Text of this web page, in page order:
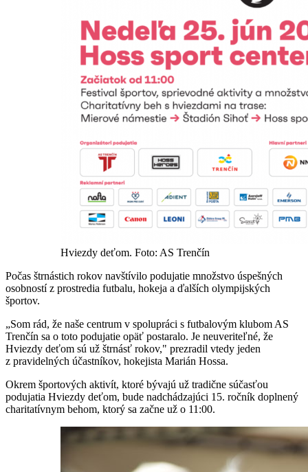
Hviezdy deťom. Foto: AS Trenčín
Počas štrnástich rokov navštívilo podujatie množstvo úspešných
osobností z prostredia futbalu, hokeja a ďalších olympijských
športov.
„Som rád, že naše centrum v spolupráci s futbalovým klubom AS
Trenčín sa o toto podujatie opäť postaralo. Je neuveriteľné, že
Hviezdy deťom sú už štrnásť rokov," prezradil vtedy jeden
z pravidelných účastníkov, hokejista Marián Hossa.
Okrem športových aktivít, ktoré bývajú už tradične súčasťou
podujatia Hviezdy deťom, bude nadchádzajúci 15. ročník doplnený
charitatívnym behom, ktorý sa začne už o 11:00.